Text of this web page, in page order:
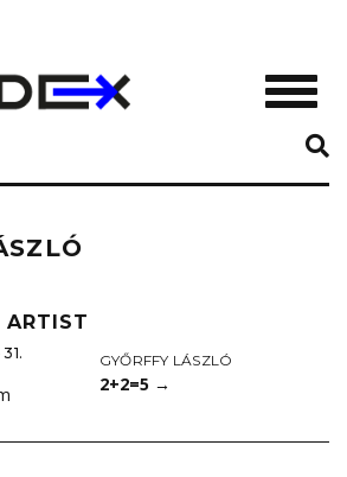
ARTIST
GYŐRFFY LÁSZLÓ
2+2=5 →